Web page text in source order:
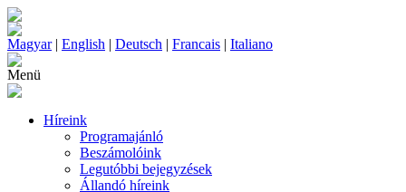
Magyar| English | Deutsch | Francais | Italiano
Menü
Híreink
Programajánló
Beszámolóink
Legutóbbi bejegyzések
Állandó híreink